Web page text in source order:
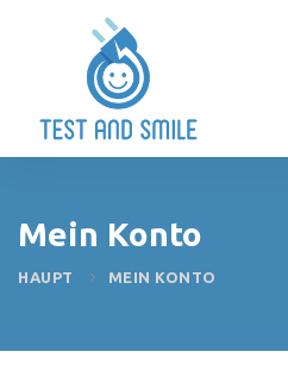
Mein Konto
HAUPT MEIN KONTO